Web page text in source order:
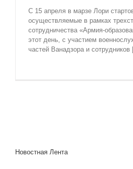
С 15 апреля в марзе Лори
осуществляемые в рамках
сотрудничества «Армия-
этот день, с участием
частей Ванадзора и сотрудников
Новостная Лента